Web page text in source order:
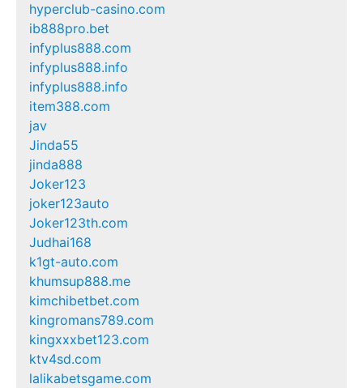
hyperclub-casino.com
ib888pro.bet
infyplus888.com
infyplus888.info
infyplus888.info
item388.com
jav
Jinda55
jinda888
Joker123
joker123auto
Joker123th.com
Judhai168
k1gt-auto.com
khumsup888.me
kimchibetbet.com
kingromans789.com
kingxxxbet123.com
ktv4sd.com
lalikabetsgame.com